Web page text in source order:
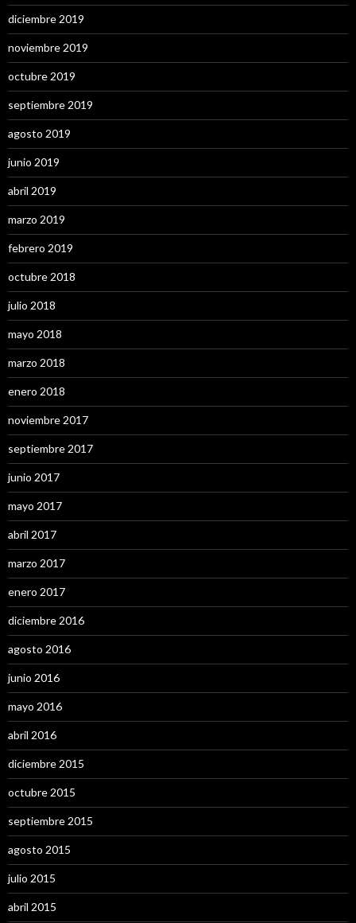
diciembre 2019
noviembre 2019
octubre 2019
septiembre 2019
agosto 2019
junio 2019
abril 2019
marzo 2019
febrero 2019
octubre 2018
julio 2018
mayo 2018
marzo 2018
enero 2018
noviembre 2017
septiembre 2017
junio 2017
mayo 2017
abril 2017
marzo 2017
enero 2017
diciembre 2016
agosto 2016
junio 2016
mayo 2016
abril 2016
diciembre 2015
octubre 2015
septiembre 2015
agosto 2015
julio 2015
abril 2015